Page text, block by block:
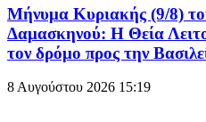
Μήνυμα Κυριακής (9/8)
Δαμασκηνού: Η Θεία
τον δρόμο προς την
8 Αυγούστου 2026 15:19